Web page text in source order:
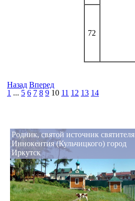
72
1 ... 5 6 7 8 9 10 11 12 13 14
Назад Вперед
Родник, святой источник святителя
Иннокентия (Кульчицкого) город
Иркутск